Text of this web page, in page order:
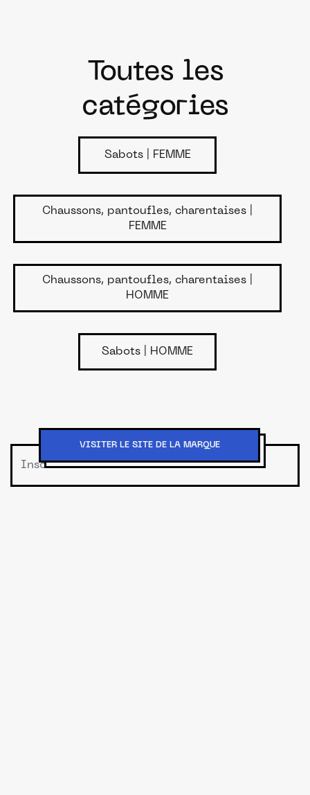
VISITER LE SITE DE LA MARQUE
Toutes les
catégories
Sabots | FEMME
Chaussons, pantoufles, charentaises |
FEMME
Chaussons, pantoufles, charentaises |
HOMME
Sabots | HOMME